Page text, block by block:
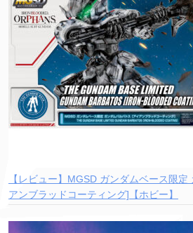
【レビュー】MGSD ガンダムベース限
アンブラッドコーティング]【ホビー】